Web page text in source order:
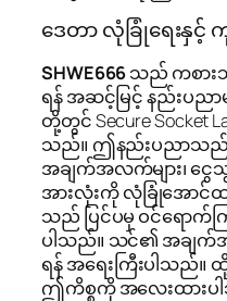
ဒေတာ လုံခြုံရေးနှင့်
SHWE666သည် ကစား
ရန် အဆင့်မြင့် နည်းပညာ
တို့တွင် Secure Socket
သည်။ ဤနည်းပညာသ
အချက်အလက်များ၊ ငွေ
အားလုံးကို လုံခြုံအောင်ထ
သည် ပြင်ပမှ ဝင်ရောက်
ပါသည်။ သင်၏ အချက်
ရန် အရေးကြီးပါသည်။
ဤကိစ္စကို အလေးထားပ